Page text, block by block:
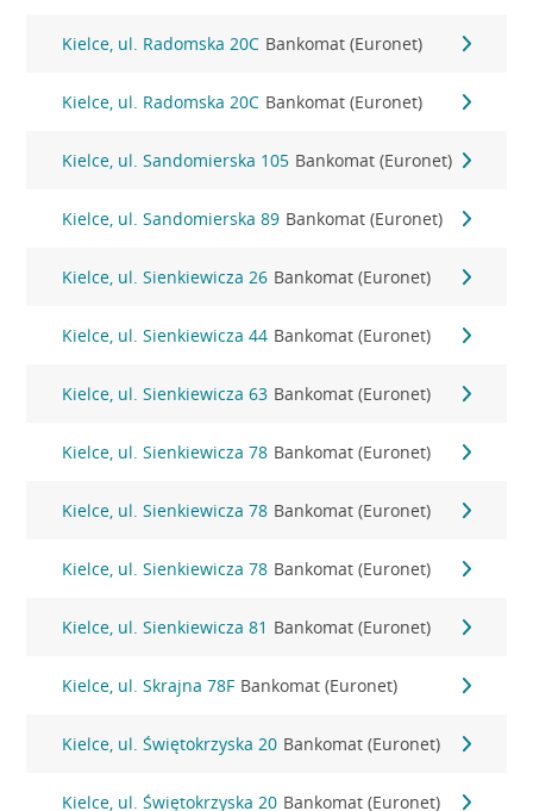
Kielce, ul. Radomska 20C Bankomat (Euronet)
Kielce, ul. Radomska 20C Bankomat (Euronet)
Kielce, ul. Sandomierska 105 Bankomat (Euronet)
Kielce, ul. Sandomierska 89 Bankomat (Euronet)
Kielce, ul. Sienkiewicza 26 Bankomat (Euronet)
Kielce, ul. Sienkiewicza 44 Bankomat (Euronet)
Kielce, ul. Sienkiewicza 63 Bankomat (Euronet)
Kielce, ul. Sienkiewicza 78 Bankomat (Euronet)
Kielce, ul. Sienkiewicza 78 Bankomat (Euronet)
Kielce, ul. Sienkiewicza 78 Bankomat (Euronet)
Kielce, ul. Sienkiewicza 81 Bankomat (Euronet)
Kielce, ul. Skrajna 78F Bankomat (Euronet)
Kielce, ul. Świętokrzyska 20 Bankomat (Euronet)
Kielce, ul. Świętokrzyska 20 Bankomat (Euronet)